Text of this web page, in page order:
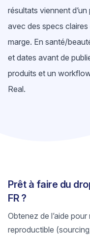
résultats viennent
avec des specs claires
marge. En santé/
et dates avant de
produits et un
Real.
Prêt à faire du
FR ?
Obtenez de l’aide
reproductible